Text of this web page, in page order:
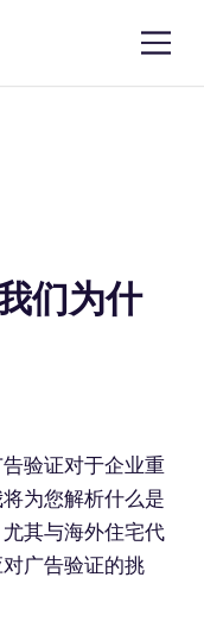
们为什
验证对于企业重
为您解析什么是
其与海外住宅代
广告验证的挑